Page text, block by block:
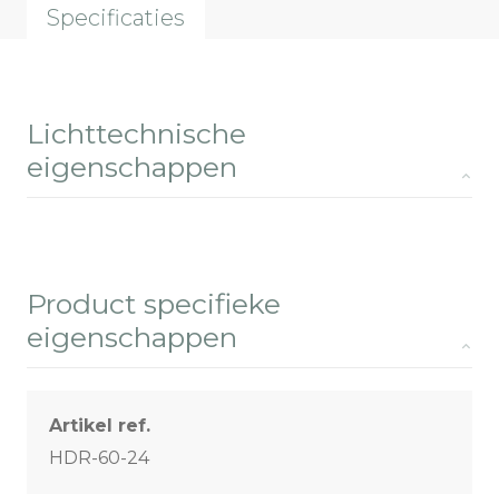
Specificaties
Lichttechnische
eigenschappen
Product specifieke
eigenschappen
Artikel ref.
HDR-60-24